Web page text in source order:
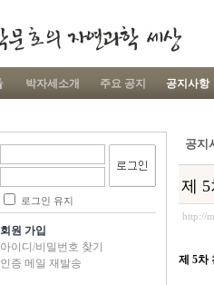
박자세소개 주요 공지 공지사항
로그인 유지
회원 가입
아이디/비밀번호 찾기
인증 메일 재발송
공지
제 5
http://
제 5차